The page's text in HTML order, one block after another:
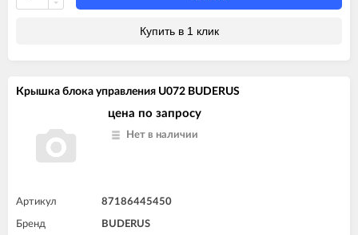
Купить в 1 клик
Крышка блока управления U072 BUDERUS
цена по запросу
Нет в наличии
Артикул 87186445450
Бренд BUDERUS